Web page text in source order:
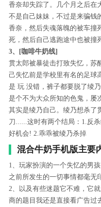
香奈却失踪了。几个月之后在
不是自己妹妹，不过是来骗钱
香奈，然后失魂落魄的被车撞
死，然后自己逃跑途中也被撞
3、[咖啡牛奶线]
贯太郎被暴徒击打致失忆，苏
己失忆前是学校里有名的足球
是 玩 没错，裤子都要脱了绫
是个不为大众所知的色鬼，屡
其实是绫乃自己。绫乃想杀了
刀......这时有两个结局：1.反
好机会! 2.乖乖被绫乃杀掉
混合牛奶手机版主要
1、玩家扮演的一个失忆的男
之前所发生的一切事情都毫无
2、以及有些迷题它不难，它
商的题目我还是直接看广告过